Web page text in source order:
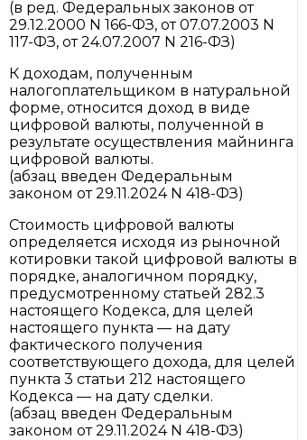
(в ред. Федеральных законов от
29.12.2000 N 166-ФЗ, от 07.07.2003 N
117-ФЗ, от 24.07.2007 N 216-ФЗ)
К доходам, полученным
налогоплательщиком в натуральной
форме, относится доход в виде
цифровой валюты, полученной в
результате осуществления майнинга
цифровой валюты.
(абзац введен Федеральным
законом от 29.11.2024 N 418-ФЗ)
Стоимость цифровой валюты
определяется исходя из рыночной
котировки такой цифровой валюты в
порядке, аналогичном порядку,
предусмотренному статьей 282.3
настоящего Кодекса, для целей
настоящего пункта — на дату
фактического получения
соответствующего дохода, для целей
пункта 3 статьи 212 настоящего
Кодекса — на дату сделки.
(абзац введен Федеральным
законом от 29.11.2024 N 418-ФЗ)